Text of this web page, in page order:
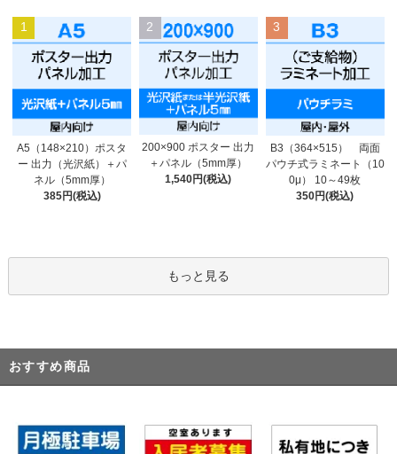
1
A5（148×210）ポスタ
ー 出力（光沢紙）＋パ
ネル（5mm厚）
385円(税込)
2
200×900 ポスター 出力
＋パネル（5mm厚）
1,540円(税込)
3
B3（364×515） 両面
パウチ式ラミネート（10
0μ） 10～49枚
350円(税込)
もっと見る
おすすめ商品